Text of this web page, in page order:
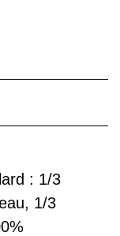
: 1/3
1/3